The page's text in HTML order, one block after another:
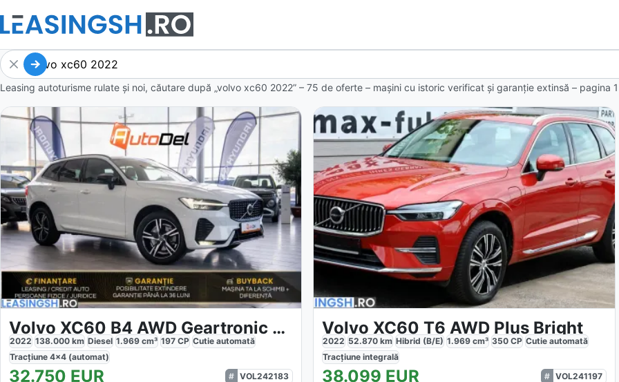
Leasing autoturisme rulate și noi, căutare după „volvo xc60 2022” – 75 de oferte – mașini cu istoric verificat și garanție extinsă – pagina 1
Volvo XC60 B4 AWD Geartronic R-Design
2022 138.000 km Diesel 1.969 cm³ 197 CP Cutie automată
Tracțiune 4x4 (automat)
32.750 EUR
VOL242183
Volvo XC60 T6 AWD Plus Bright
2022 52.870 km Hibrid (B/E) 1.969 cm³ 350 CP Cutieautomată
Tracțiuneintegrală
38.099 EUR
VOL241197